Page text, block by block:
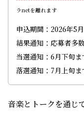
ラnetを離れます
申込期間：2026年5
結果通知：応募者多
当選通知：6月下旬
落選通知：7月上旬
音楽とトークを通じ